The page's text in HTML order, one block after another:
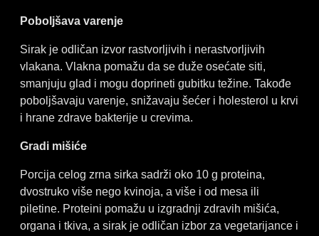
Poboljšava varenje
Sirak je odličan izvor rastvorljivih i nerastvorljivih
vlakana. Vlakna pomažu da se duže osećate siti,
smanjuju glad i mogu doprineti gubitku težine. Takođe
poboljšavaju varenje, snižavaju šećer i holesterol u krvi
i hrane zdrave bakterije u crevima.
Gradi mišiće
Porcija celog zrna sirka sadrži oko 10 g proteina,
dvostruko više nego kvinoja, a više i od mesa ili
piletine. Proteini pomažu u izgradnji zdravih mišića,
organa i tkiva, a sirak je odličan izbor za vegetarijance i